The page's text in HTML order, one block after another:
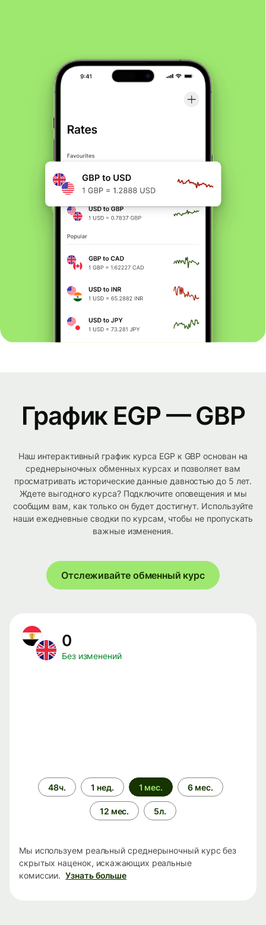
График EGP — GBP
Наш интерактивный график курса EGP к GBP основан на
среднерыночных обменных курсах и позволяет вам
просматривать исторические данные давностью до 5 лет.
Ждете выгодного курса? Подключите оповещения и мы
сообщим вам, как только он будет достигнут. Используйте
наши ежедневные сводки по курсам, чтобы не пропускать
важные изменения.
Отслеживайте обменный курс
0
Без изменений
Период
времени
48ч. 1 нед. 1 мес. 6 мес.
12 мес. 5л.
Мы используем реальный среднерыночный курс без
скрытых наценок, искажающих реальные
комиссии. Узнать больше